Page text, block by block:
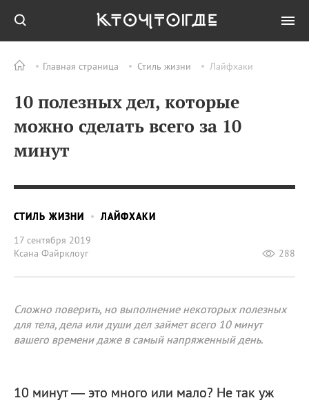
Главная страница Стиль жизни Лайфхаки
10 полезных дел, которые
можно сделать всего за 10
минут
СТИЛЬ ЖИЗНИ
ЛАЙФХАКИ
17 сентября 2019
Ксана Файрклоуг
288
Сложно поверить, но выполнение некоторых полезных
для тела, дела или души дел займет всего 10 минут
вашего времени даже в самый напряженный день.
10 минут — это много или мало? Не так уж